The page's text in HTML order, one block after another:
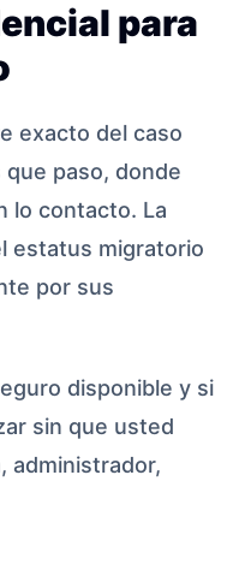
para
exacto del caso
que paso, donde
lo contacto. La
estatus migratorio
por sus
disponible y si
sin que usted
administrador,